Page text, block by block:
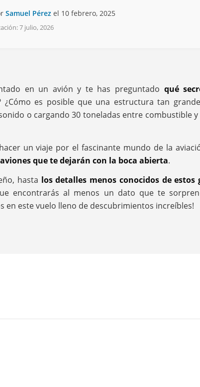
Samuel Pérezel 10 febrero, 2025
7 julio, 2026
en un avión y te has preguntado qué
¿Cómo es posible que una estructura tan
o cargando 30 toneladas entre combustible y
un viaje por el fascinante mundo de la
que te dejarán con la boca abierta.
hasta los detalles menos conocidos de estos
encontrarás al menos un dato que te
en este vuelo lleno de descubrimientos increíbles!